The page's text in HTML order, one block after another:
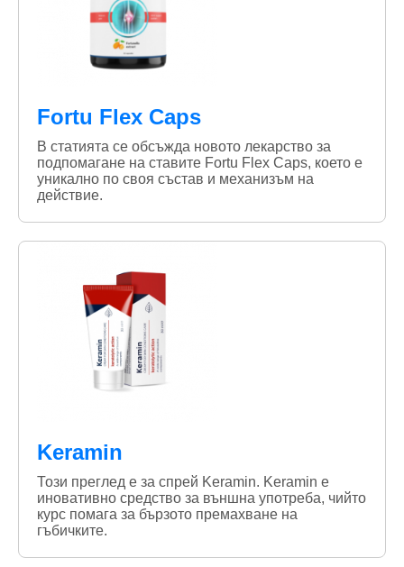
Fortu Flex Caps
В статията се обсъжда новото лекарство за
подпомагане на ставите Fortu Flex Caps, което е
уникално по своя състав и механизъм на
действие.
Keramin
Този преглед е за спрей Keramin. Keramin е
иновативно средство за външна употреба, чийто
курс помага за бързото премахване на
гъбичките.